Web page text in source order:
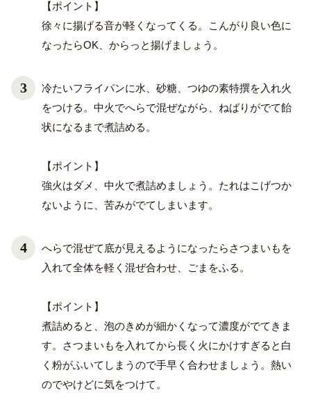
【ポイント】
徐々に揚げる音が軽くなってくる。こんがり良い色に
なったらOK、からっと揚げましょう。
冷たいフライパンに水、砂糖、つゆの素特撰を入れ火
をつける。中火でへらで混ぜながら、ねばりがでて飴
状になるまで煮詰める。
【ポイント】
強火はダメ、中火で煮詰めましょう。たれはこげつか
ないように、苦みがでてしまいます。
へらで混ぜて底が見えるようになったらさつまいもを
入れて全体を軽く混ぜ合わせ、ごまをふる。
【ポイント】
煮詰めると、泡のきめが細かくなって濃度がでてきま
す。さつまいもを入れてから長く火にかけすぎると白
く粉がふいてしまうので手早く合わせましょう。熱い
のでやけどに気をつけて。